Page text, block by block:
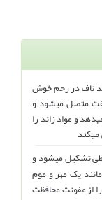
ناف در رحم خوش
متصل میشود و
و مواد زائد را
میکند
تشکیل میشود و
یک مهر و موم
از عفونت محافظت